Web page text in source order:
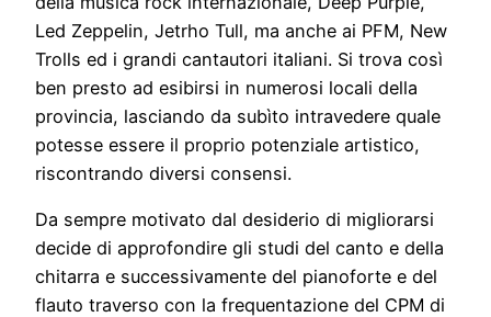
Led Zeppelin, Jetrho Tull, ma anche ai PFM, New
Trolls ed i grandi cantautori italiani. Si trova così
ben presto ad esibirsi in numerosi locali della
provincia, lasciando da subìto intravedere quale
potesse essere il proprio potenziale artistico,
riscontrando diversi consensi.
Da sempre motivato dal desiderio di migliorarsi
decide di approfondire gli studi del canto e della
chitarra e successivamente del pianoforte e del
flauto traverso con la frequentazione del CPM di